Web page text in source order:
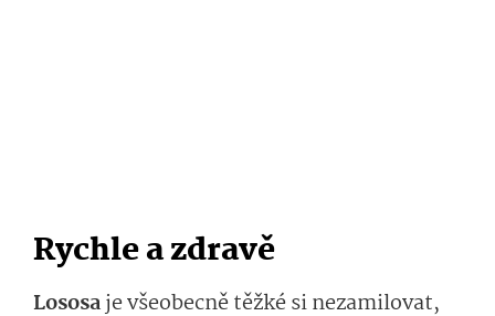
Rychle a zdravě
Lososaje všeobecně těžké si nezamilovat,